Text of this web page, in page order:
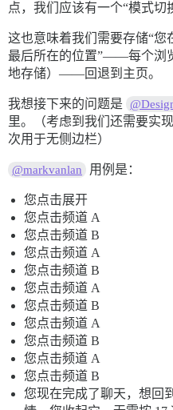
点，我们应该有一个“模式切
这也意味着我们需要存储“您
最后所在的位置”——每个浏
地存储）——回退到主页。
我想接下来的问题是
里。（考虑到我们还需要
次用于无侧边栏）
@markvanlan 用例是：
您点击展开
您点击频道 A
您点击频道 B
您点击频道 A
您点击频道 B
您点击频道 A
您点击频道 B
您点击频道 A
您点击频道 B
您点击频道 A
您点击频道 B
您现在完成了聊天，想回